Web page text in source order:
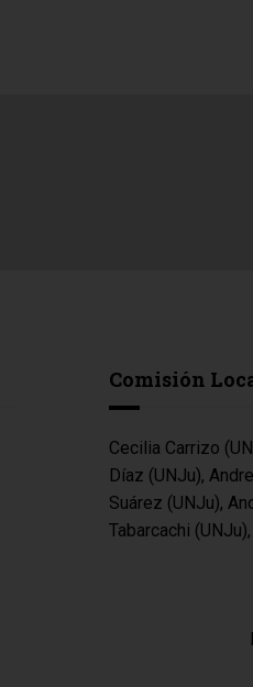
Comisión
Cecilia Carrizo
Díaz (UNJu),
Suárez (UNJu),
Tabarcachi